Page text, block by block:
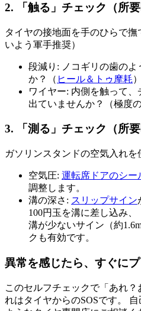
2. 「触る」チェック（所要
タイヤの接地面を手のひらで
いよう軍手推奨）
段減り: ノコギリの歯の
か？（ ヒール＆トゥ摩耗）
ワイヤー: 内側を触って
出ていませんか？（極度
3. 「測る」チェック（所要
ガソリンスタンドの空気入れを
空気圧: 運転席ドアのシー
調整します。
溝の深さ: スリップサイン
100円玉を溝に差し込み
溝が少ないサイン（約
クも有効です。
異常を感じたら、すぐにプ
このセルフチェックで「あれ
れはタイヤからのSOSです。